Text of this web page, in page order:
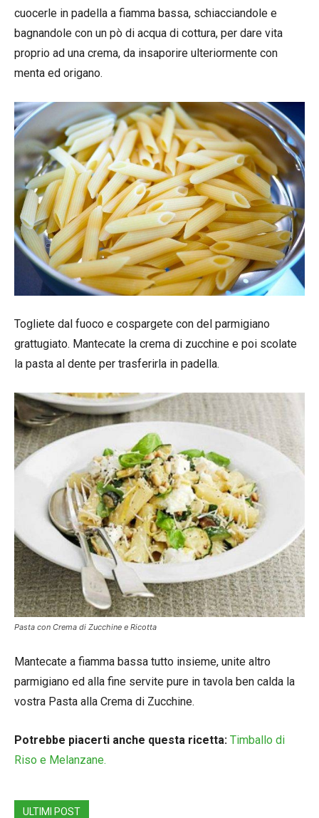
cuocerle in padella a fiamma bassa, schiacciandole e
bagnandole con un pò di acqua di cottura, per dare vita
proprio ad una crema, da insaporire ulteriormente con
menta ed origano.
Togliete dal fuoco e cospargete con del parmigiano
grattugiato. Mantecate la crema di zucchine e poi scolate
la pasta al dente per trasferirla in padella.
Pasta con Crema di Zucchine e Ricotta
Mantecate a fiamma bassa tutto insieme, unite altro
parmigiano ed alla fine servite pure in tavola ben calda la
vostra Pasta alla Crema di Zucchine.
Potrebbe piacerti anche questa ricetta: Timballo di
Riso e Melanzane.
ULTIMI POST